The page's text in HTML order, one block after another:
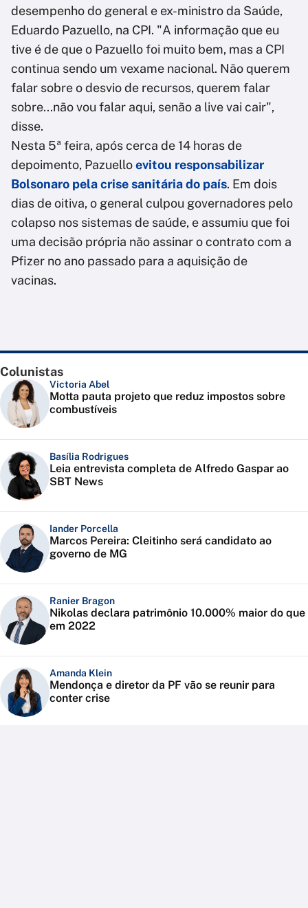
desempenho do general e ex-ministro da Saúde,
Eduardo Pazuello, na CPI. "A informação que eu
tive é de que o Pazuello foi muito bem, mas a CPI
continua sendo um vexame nacional. Não querem
falar sobre o desvio de recursos, querem falar
sobre...não vou falar aqui, senão a live vai cair",
disse.
Nesta 5ª feira, após cerca de 14 horas de
depoimento, Pazuelloevitou responsabilizar
Bolsonaro pela crise sanitária do país. Em dois
dias de oitiva, o general culpou governadores pelo
colapso nos sistemas de saúde, e assumiu que foi
uma decisão própria não assinar o contrato com a
Pfizer no ano passado para a aquisição de
vacinas.
Colunistas
Victoria Abel
Motta pauta projeto que reduz impostos sobre
combustíveis
Basília Rodrigues
Leia entrevista completa de Alfredo Gaspar ao
SBT News
Iander Porcella
Marcos Pereira: Cleitinho será candidato ao
governo de MG
Ranier Bragon
Nikolas declara patrimônio 10.000% maior do que
em 2022
Amanda Klein
Mendonça e diretor da PF vão se reunir para
conter crise